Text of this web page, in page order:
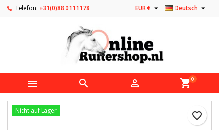
Telefon: +31(0)88 0111178 Deutsch 
EUR € 
   shopping_cart0
favorite_border
Nicht auf Lager